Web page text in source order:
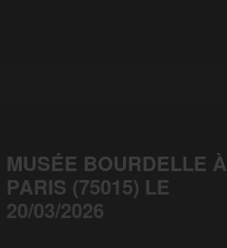
MUSÉE BOURDELLE À
PARIS (75015) LE
20/03/2026